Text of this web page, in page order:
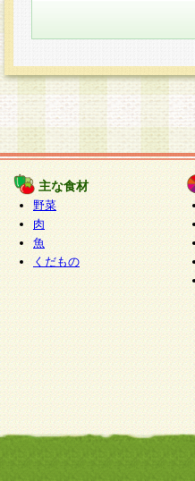
○個人情報の第三
力いただく個人
○個人情報の委託に
個人情報の取り
情報管理基準を
が行われるよう監
○開示対象個人情報
本人からの求め
報の利用目的の
停止・消去及び
といいます。）に
開示等に応じる窓
ぱくすく食堂
m
個人情報を与え
意をいただけな
お問い合わせ・
主な食材
野菜
肉
魚
くだもの